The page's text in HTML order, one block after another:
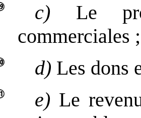
c) Le
commerciales ;
d) Les dons
e) Le